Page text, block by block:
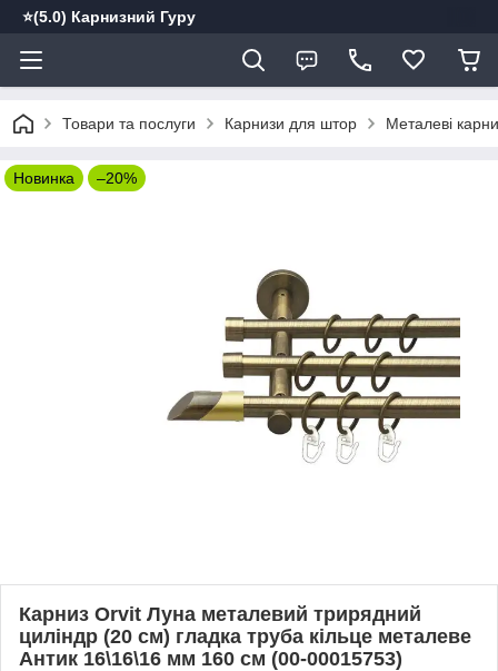
⭐️(5.0) Карнизний Гуру
Товари та послуги Карнизи для штор Металеві
Новинка –20%
Карниз Orvit Луна металевий трирядний
циліндр (20 см) гладка труба кільце металеве
Антик 16\16\16 мм 160 см (00-00015753)